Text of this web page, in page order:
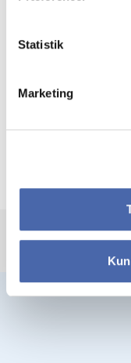
Statistik
Marketing
Eksamen:
Skriftlig
form og format